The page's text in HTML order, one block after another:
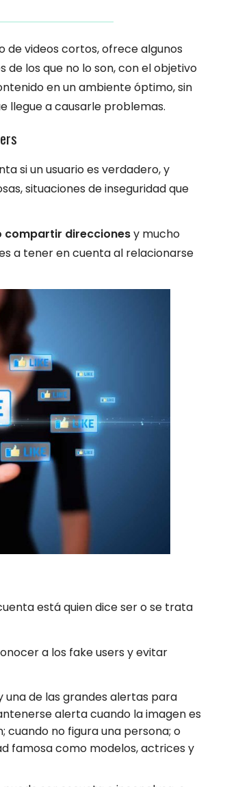
videos cortos, ofrece algunos
los que no lo son, con el objetivo
en un ambiente óptimo, sin
llegue a causarle problemas.
si un usuario es verdadero, y
situaciones de inseguridad que
compartir direccionesy mucho
a tener en cuenta al relacionarse
está quien dice ser o se trata
a los fake users y evitar
una de las grandes alertas para
alerta cuando la imagen es
cuando no figura una persona; o
famosa como modelos, actrices y